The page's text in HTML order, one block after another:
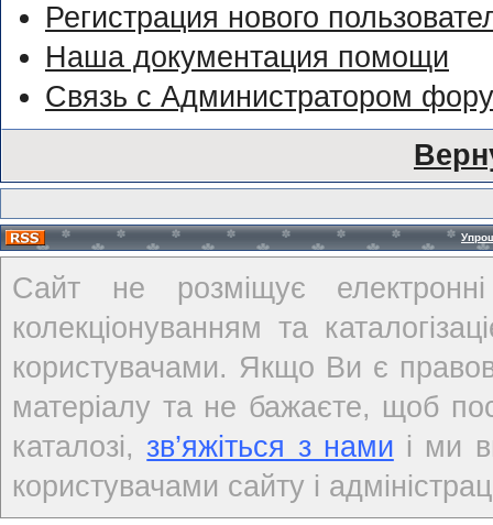
Регистрация нового
Наша документация помощи
Связь с Администратором
Сайт не розміщує
колекціонуванням та
користувачами. Якщо Ви є
матеріалу та не бажаєте, щоб
каталозі,зв’яжіться з нами і ми
користувачами сайту і